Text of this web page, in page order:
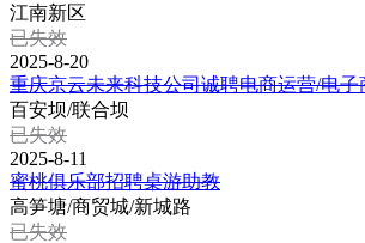
江南新区
已失效
2025-8-20
重庆京云未来科技公司诚聘电商运营/电
百安坝/联合坝
已失效
2025-8-11
蜜桃俱乐部招聘桌游助教
高笋塘/商贸城/新城路
已失效